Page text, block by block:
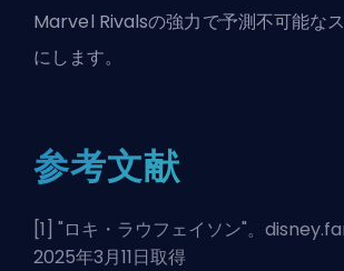
Marvel Rivalsの強力で予測不可能な
にします。
参考文献
[1] "ロキ・ラウフェイソン"。
2025年3月11日取得